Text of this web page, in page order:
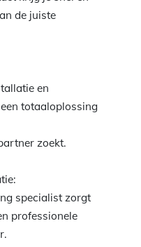
de juiste
en
totaaloplossing
zoekt.
specialist zorgt
professionele